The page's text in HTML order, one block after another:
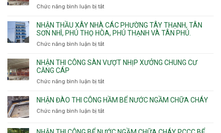
Chức năng bình luận bị tắt
kế
thi
nhịp
10m
NHẬN THẦU XÂY NHÀ CÁC PHƯỜNG TÂY THẠNH, TÂN
SƠN NHÌ, PHÚ THỌ HÒA, PHÚ THẠNH VÀ TÂN PHÚ.
Chức năng bình luận bị tắt
thầu
phường
Tây
Sơn
NHẬN THI CÔNG SÀN VƯỢT NHỊP XƯỞNG CHUNG CƯ
CĂNG CÁP
Chức năng bình luận bị tắt
thi
nhịp
NHẬN ĐÀO THI CÔNG HẦM BỂ NƯỚC NGẦM CHỮA CHÁY
Chức năng bình luận bị tắt
đào